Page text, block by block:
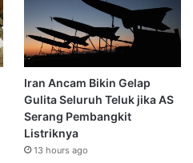
Iran Ancam Bikin Gelap
Gulita Seluruh Teluk jika AS
Serang Pembangkit
Listriknya
13 hours ago